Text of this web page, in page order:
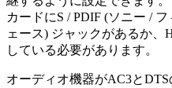
カードにS / PDIF (ソニー /
ェース) ジャックがあるか
している必要があります。
オーディオ機器がAC3と